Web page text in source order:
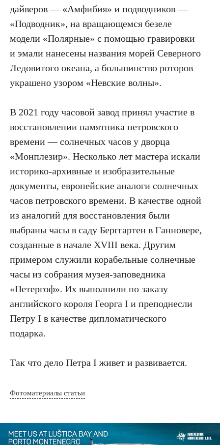
дайверов — «Амфибия» и подводников —
«Подводник», на вращающемся безеле
модели «Полярные» с помощью гравировки
и эмали нанесены названия морей Северного
Ледовитого океана, а большинство роторов
украшено узором «Нев­ские волны».
В 2021 году часовой завод принял участие в
восстановлении памятника петровского
времени — солнечных часов у дворца
«Монплезир». Несколько лет мастера искали
историко-архивные и изобразительные
документы, европейские аналоги солнечных
часов петровского времени. В качестве одной
из аналогий для восстановления были
выбраны часы в саду Берггартен в Ганновере,
созданные в начале XVIII века. Другим
примером служили корабельные солнечные
часы из собрания музея-заповедника
«Петергоф». Их выполнили по заказу
английского короля Георга I и преподнесли
Петру I в качестве дипломатического
подарка.
Так что дело Петра I живет и развивается.
Фотоматериалы статьи